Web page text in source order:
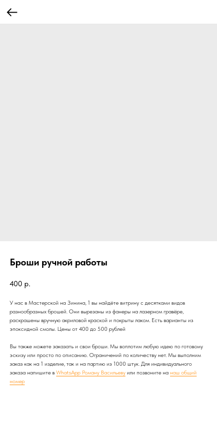
Броши ручной работы
400 р.
У нас в Мастерской на Зинина, 1 вы найдёте витрину с десятками видов
разнообразных брошей. Они вырезаны из фанеры на лазерном гравёре,
раскрашены вручную акриловой краской и покрыты лаком. Есть варианты из
эпоксидной смолы. Цены от 400 до 500 рублей
Вы также можете заказать и свои броши. Мы воплотим любую идею по готовому
эскизу или просто по описанию. Ограничений по количеству нет. Мы выполним
заказ как на 1 изделие, так и на партию из 1000 штук. Для индивидуального
заказа напишите в WhatsApp Роману Васильеву или позвоните на наш общий
номер